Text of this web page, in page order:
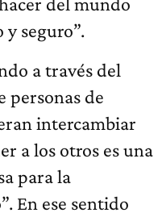
seguro”.
a través del
de
intercambiar
a los otros es una
para la
En ese sentido